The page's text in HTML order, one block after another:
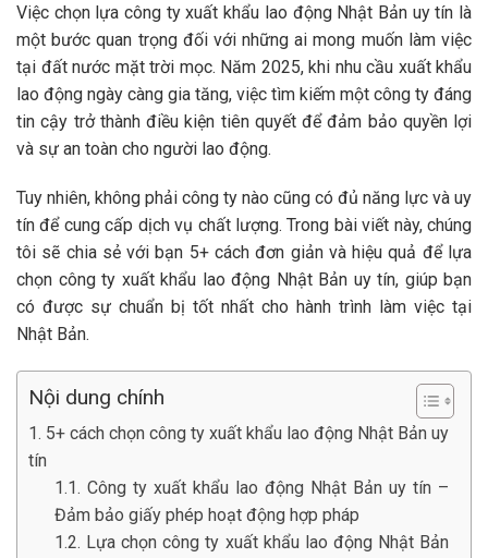
Việc chọn lựa công ty xuất khẩu lao động Nhật Bản uy tín là
một bước quan trọng đối với những ai mong muốn làm việc
tại đất nước mặt trời mọc. Năm 2025, khi nhu cầu xuất khẩu
lao động ngày càng gia tăng, việc tìm kiếm một công ty đáng
tin cậy trở thành điều kiện tiên quyết để đảm bảo quyền lợi
và sự an toàn cho người lao động.
Tuy nhiên, không phải công ty nào cũng có đủ năng lực và uy
tín để cung cấp dịch vụ chất lượng. Trong bài viết này, chúng
tôi sẽ chia sẻ với bạn 5+ cách đơn giản và hiệu quả để lựa
chọn công ty xuất khẩu lao động Nhật Bản uy tín, giúp bạn
có được sự chuẩn bị tốt nhất cho hành trình làm việc tại
Nhật Bản.
Nội dung chính
1. 5+ cách chọn công ty xuất khẩu lao động Nhật Bản uy
tín
1.1. Công ty xuất khẩu lao động Nhật Bản uy tín –
Đảm bảo giấy phép hoạt động hợp pháp
1.2. Lựa chọn công ty xuất khẩu lao động Nhật Bản